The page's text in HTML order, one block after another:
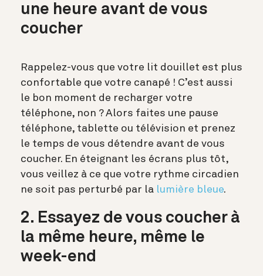
une heure avant de vous
coucher
Rappelez-vous que votre lit douillet est plus
confortable que votre canapé ! C’est aussi
le bon moment de recharger votre
téléphone, non ? Alors faites une pause
téléphone, tablette ou télévision et prenez
le temps de vous détendre avant de vous
coucher. En éteignant les écrans plus tôt,
vous veillez à ce que votre rythme circadien
ne soit pas perturbé par la lumière bleue.
2. Essayez de vous coucher à
la même heure, même le
week-end